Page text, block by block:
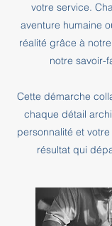
votre service.
aventure humaine
réalité grâce à
notre savoir-
Cette démarche
chaque détail
personnalité et
résultat qui